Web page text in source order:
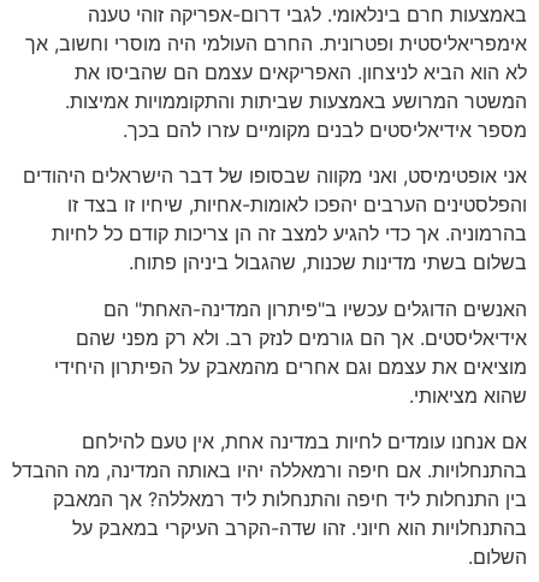
באמצעות חרם בינלאומי. לגבי דרום-אפריקה זוהי טענה
אימפריאליסטית ופטרונית. החרם העולמי היה מוסרי וחשוב, אך
לא הוא הביא לניצחון. האפריקאים עצמם הם שהביסו את
המשטר המרושע באמצעות שביתות והתקוממויות אמיצות.
מספר אידיאליסטים לבנים מקומיים עזרו להם בכך.
אני אופטימיסט, ואני מקווה שבסופו של דבר הישראלים היהודים
והפלסטינים הערבים יהפכו לאומות-אחיות, שיחיו זו בצד זו
בהרמוניה. אך כדי להגיע למצב זה הן צריכות קודם כל לחיות
בשלום בשתי מדינות שכנות, שהגבול ביניהן פתוח.
האנשים הדוגלים עכשיו ב"פיתרון המדינה-האחת" הם
אידיאליסטים. אך הם גורמים לנזק רב. ולא רק מפני שהם
מוציאים את עצמם וגם אחרים מהמאבק על הפיתרון היחידי
שהוא מציאותי.
אם אנחנו עומדים לחיות במדינה אחת, אין טעם להילחם
בהתנחלויות. אם חיפה ורמאללה יהיו באותה המדינה, מה ההבדל
בין התנחלות ליד חיפה והתנחלות ליד רמאללה? אך המאבק
בהתנחלויות הוא חיוני. זהו שדה-הקרב העיקרי במאבק על
השלום.